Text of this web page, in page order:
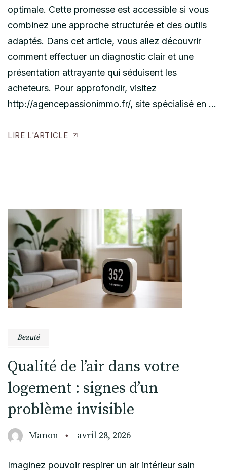
optimale. Cette promesse est accessible si vous
combinez une approche structurée et des outils
adaptés. Dans cet article, vous allez découvrir
comment effectuer un diagnostic clair et une
présentation attrayante qui séduisent les
acheteurs. Pour approfondir, visitez
http://agencepassionimmo.fr/, site spécialisé en …
LIRE L'ARTICLE
Beauté
Qualité de l’air dans votre
logement : signes d’un
problème invisible
Manon avril 28, 2026
Imaginez pouvoir respirer un air intérieur sain